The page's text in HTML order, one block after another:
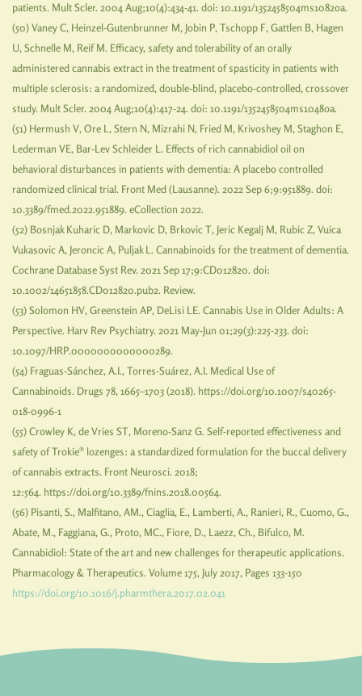
patients. Mult Scler. 2004 Aug;10(4):434-41. doi: 10.1191/1352458504ms1082oa.
(50) Vaney C, Heinzel-Gutenbrunner M, Jobin P, Tschopp F, Gattlen B, Hagen
U, Schnelle M, Reif M. Efficacy, safety and tolerability of an orally
administered cannabis extract in the treatment of spasticity in patients with
multiple sclerosis: a randomized, double-blind, placebo-controlled, crossover
study. Mult Scler. 2004 Aug;10(4):417-24. doi: 10.1191/1352458504ms1048oa.
(51) Hermush V, Ore L, Stern N, Mizrahi N, Fried M, Krivoshey M, Staghon E,
Lederman VE, Bar-Lev Schleider L. Effects of rich cannabidiol oil on
behavioral disturbances in patients with dementia: A placebo controlled
randomized clinical trial. Front Med (Lausanne). 2022 Sep 6;9:951889. doi:
10.3389/fmed.2022.951889. eCollection 2022.
(52) Bosnjak Kuharic D, Markovic D, Brkovic T, Jeric Kegalj M, Rubic Z, Vuica
Vukasovic A, Jeroncic A, Puljak L. Cannabinoids for the treatment of dementia.
Cochrane Database Syst Rev. 2021 Sep 17;9:CD012820. doi:
10.1002/14651858.CD012820.pub2. Review.
(53) Solomon HV, Greenstein AP, DeLisi LE. Cannabis Use in Older Adults: A
Perspective. Harv Rev Psychiatry. 2021 May-Jun 01;29(3):225-233. doi:
10.1097/HRP.0000000000000289.
(54) Fraguas-Sánchez, A.I., Torres-Suárez, A.I. Medical Use of
Cannabinoids. Drugs 78, 1665–1703 (2018). https://doi.org/10.1007/s40265-
018-0996-1
(55) Crowley K, de Vries ST, Moreno-Sanz G. Self-reported effectiveness and
safety of Trokie® lozenges: a standardized formulation for the buccal delivery
of cannabis extracts. Front Neurosci. 2018;
12:564. https://doi.org/10.3389/fnins.2018.00564.
(56) Pisanti, S., Malfitano, AM., Ciaglia, E., Lamberti, A., Ranieri, R., Cuomo, G.,
Abate, M., Faggiana, G., Proto, MC., Fiore, D., Laezz, Ch., Bifulco, M.
Cannabidiol: State of the art and new challenges for therapeutic applications.
Pharmacology & Therapeutics. Volume 175, July 2017, Pages 133-150
https://doi.org/10.1016/j.pharmthera.2017.02.041